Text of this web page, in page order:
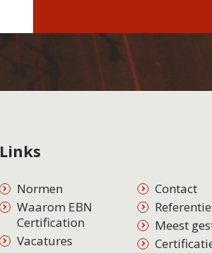
Links
Normen
Waarom EBN
Certification
Vacatures
Contact
Meest